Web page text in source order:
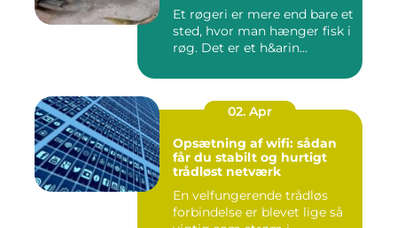
Et røgeri er mere end bare et
sted, hvor man hænger fisk i
røg. Det er et h&arin...
02. Apr
Opsætning af wifi: sådan
får du stabilt og hurtigt
trådløst netværk
En velfungerende trådløs
forbindelse er blevet lige så